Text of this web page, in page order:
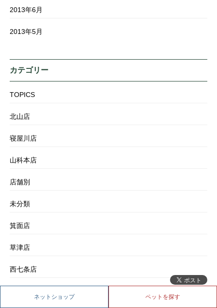
2013年6月
2013年5月
カテゴリー
TOPICS
北山店
寝屋川店
山科本店
店舗別
未分類
箕面店
草津店
西七条店
ネットショップ ペットを探す